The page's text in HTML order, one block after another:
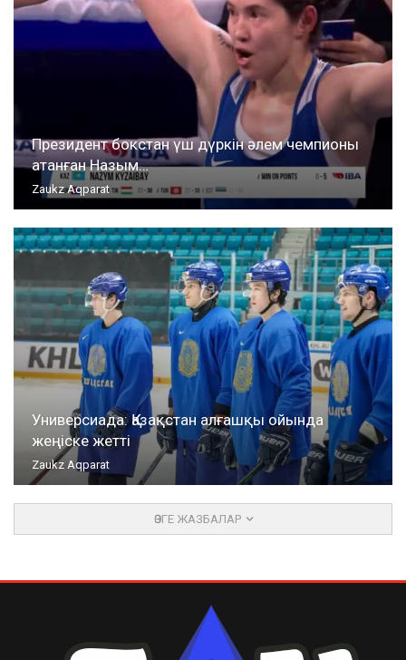
Президент бокстан үш дүркін әлем чемпионы
атанған Назым…
Zaukz Aqparat
Универсиада: Қазақстан алғашқы ойында
жеңіске жетті
Zaukz Aqparat
ӨЗГЕ ЖАЗБАЛАР